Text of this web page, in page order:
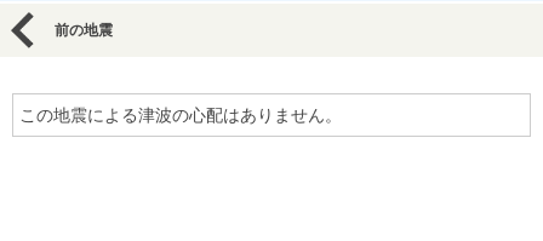
前の地震
この地震による津波の心配はありません。